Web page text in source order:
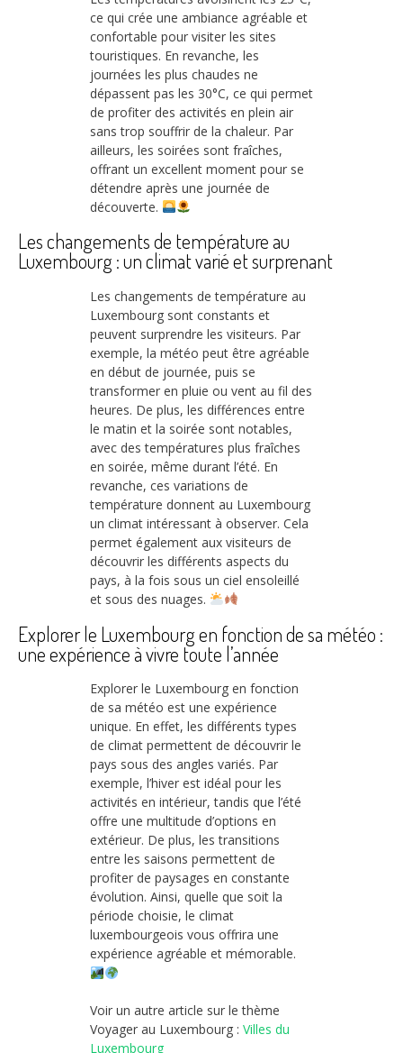
ce qui crée une ambiance agréable et
confortable pour visiter les sites
touristiques. En revanche, les
journées les plus chaudes ne
dépassent pas les 30°C, ce qui permet
de profiter des activités en plein air
sans trop souffrir de la chaleur. Par
ailleurs, les soirées sont fraîches,
offrant un excellent moment pour se
détendre après une journée de
découverte.
Les changements de température au
Luxembourg : un climat varié et surprenant
Les changements de température au
Luxembourg sont constants et
peuvent surprendre les visiteurs. Par
exemple, la météo peut être agréable
en début de journée, puis se
transformer en pluie ou vent au fil des
heures. De plus, les différences entre
le matin et la soirée sont notables,
avec des températures plus fraîches
en soirée, même durant l’été. En
revanche, ces variations de
température donnent au Luxembourg
un climat intéressant à observer. Cela
permet également aux visiteurs de
découvrir les différents aspects du
pays, à la fois sous un ciel ensoleillé
et sous des nuages.
Explorer le Luxembourg en fonction de sa météo :
une expérience à vivre toute l’année
Explorer le Luxembourg en fonction
de sa météo est une expérience
unique. En effet, les différents types
de climat permettent de découvrir le
pays sous des angles variés. Par
exemple, l’hiver est idéal pour les
activités en intérieur, tandis que l’été
offre une multitude d’options en
extérieur. De plus, les transitions
entre les saisons permettent de
profiter de paysages en constante
évolution. Ainsi, quelle que soit la
période choisie, le climat
luxembourgeois vous offrira une
expérience agréable et mémorable.
Voir un autre article sur le thème
Voyager au Luxembourg : Villes du
Luxembourg